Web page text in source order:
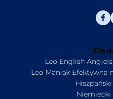
Dla
Leo English
Leo Maniak Efektywna
Niemiecki